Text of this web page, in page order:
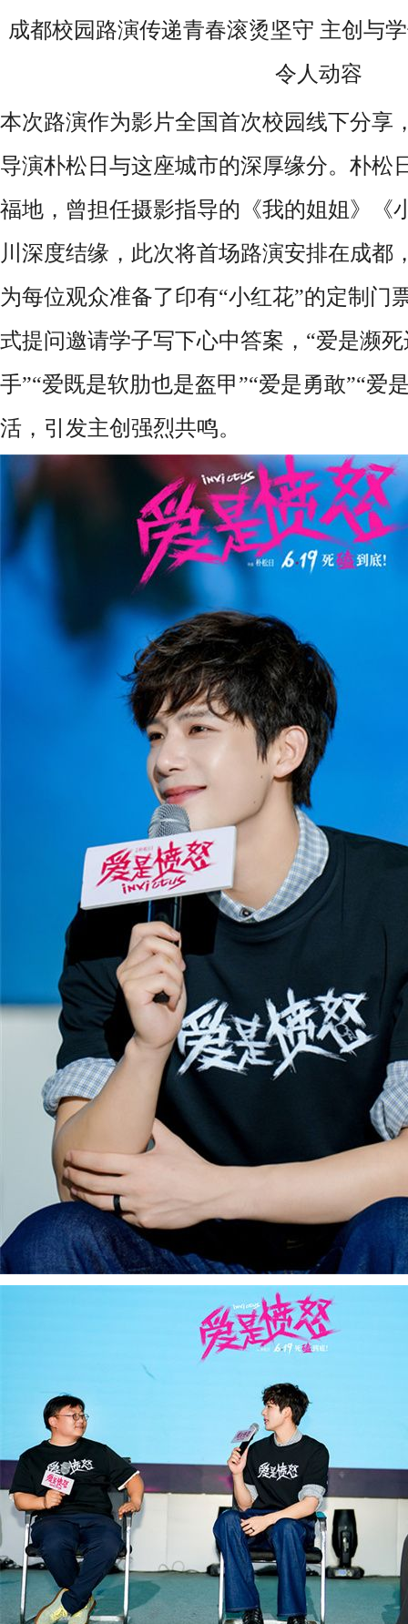
成都校园路演传递青春滚烫坚守 主创与
令人动容
本次路演作为影片全国首次校园线下分享
导演朴松日与这座城市的深厚缘分。朴松
福地， 曾担任摄影指导的 《我的姐姐》《
川深度结缘，此次将首场路演安排在成都
为每位观众准备了印有“小红花”的定制门
式提问邀请学子写下心中答案，“爱是濒
手”“爱既是软肋也是盔甲”“爱是勇敢”“爱
活，引发主创强烈共鸣。